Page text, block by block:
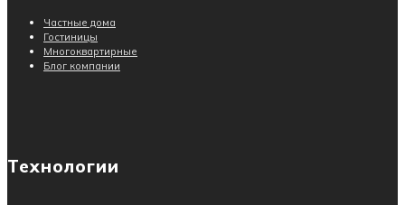
Частные дома
Гостиницы
Многоквартирные
Блог компании
Технологии